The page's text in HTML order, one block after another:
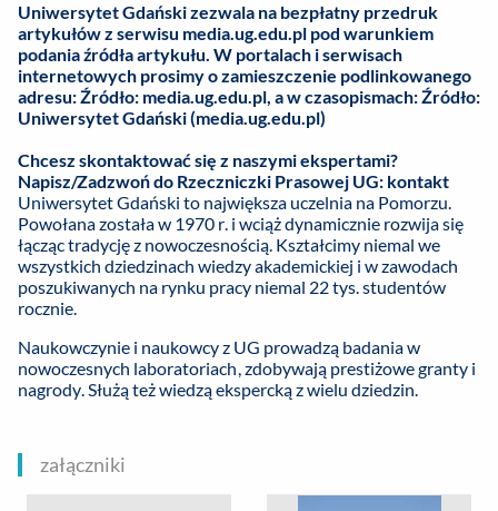
Uniwersytet Gdański zezwala na bezpłatny przedruk
artykułów z serwisu media.ug.edu.pl pod warunkiem
podania źródła artykułu. W portalach i serwisach
internetowych prosimy o zamieszczenie podlinkowanego
adresu: Źródło: media.ug.edu.pl, a w czasopismach: Źródło:
Uniwersytet Gdański (media.ug.edu.pl)
Chcesz skontaktować się z naszymi ekspertami?
Napisz/Zadzwoń do Rzeczniczki Prasowej UG: kontakt
Uniwersytet Gdański to największa uczelnia na Pomorzu.
Powołana została w 1970 r. i wciąż dynamicznie rozwija się
łącząc tradycję z nowoczesnością. Kształcimy niemal we
wszystkich dziedzinach wiedzy akademickiej i w zawodach
poszukiwanych na rynku pracy niemal 22 tys. studentów
rocznie.
Naukowczynie i naukowcy z UG prowadzą badania w
nowoczesnych laboratoriach, zdobywają prestiżowe granty i
nagrody. Służą też wiedzą ekspercką z wielu dziedzin.
załączniki